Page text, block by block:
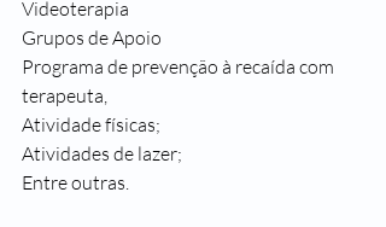
Videoterapia
Grupos de Apoio
Programa de prevenção à recaída com
terapeuta,
Atividade físicas;
Atividades de lazer;
Entre outras.